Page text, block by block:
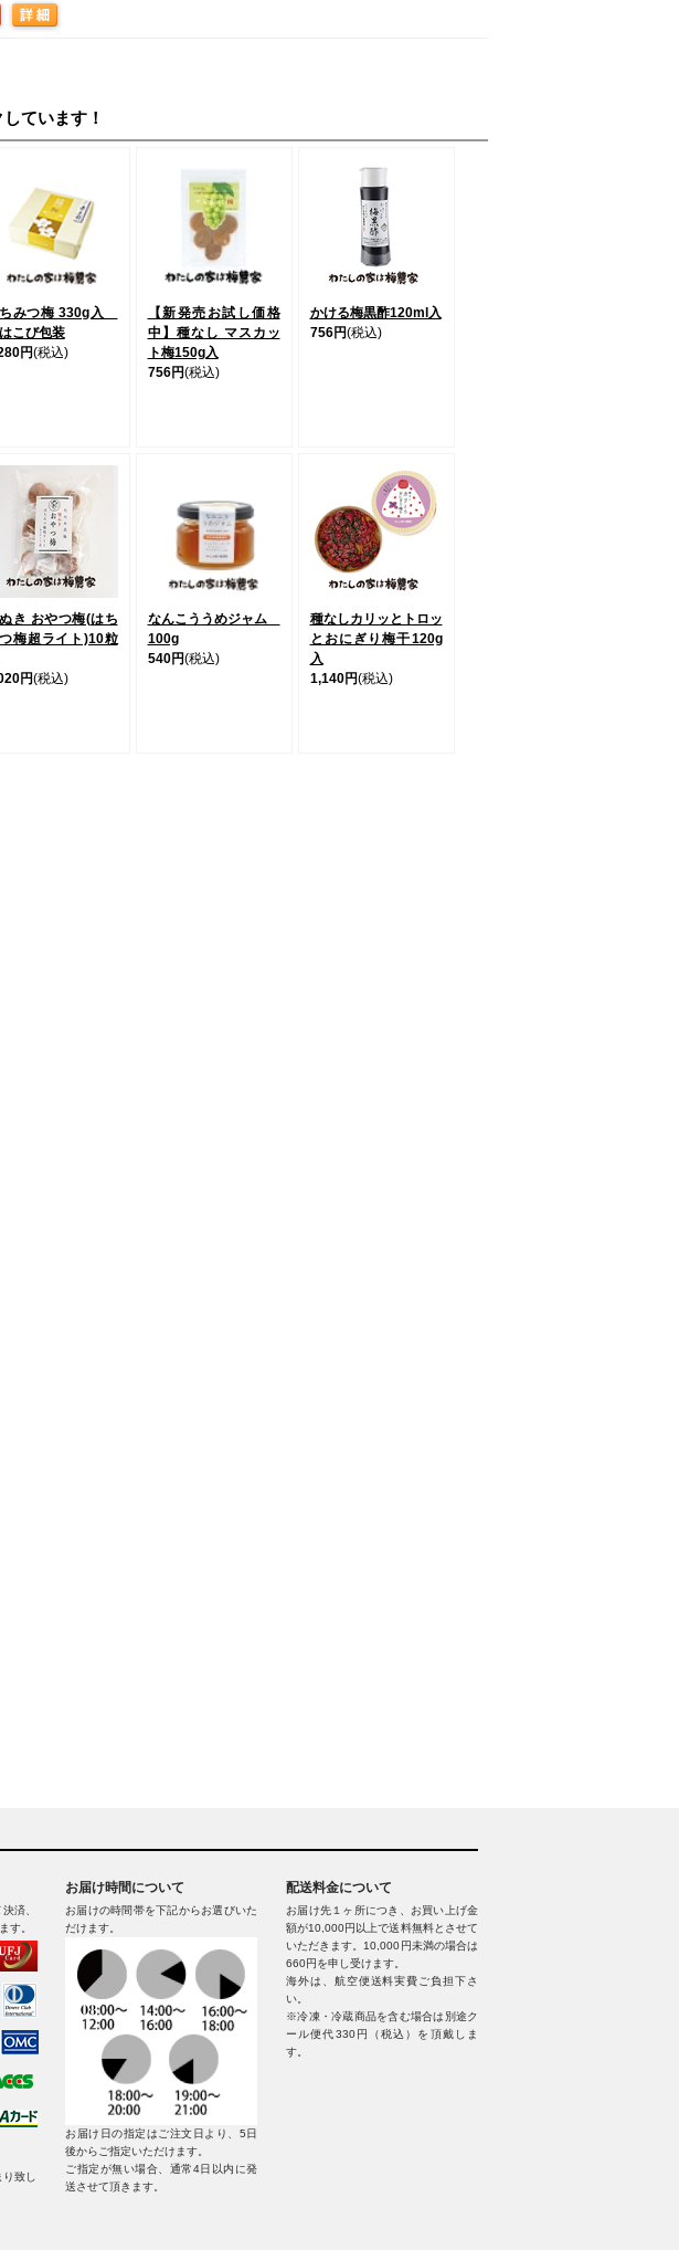
ています！
みつ梅 330g入
こび包装
円(税込)
【新発売お試し価格
中】種なし マスカッ
ト梅150g入
756円(税込)
かける梅黒酢120ml入
756円(税込)
き おやつ梅(はち
梅超ライト)10粒
円(税込)
なんこううめジャム
100g
540円(税込)
種なしカリッとトロッ
とおにぎり梅干120g
入
1,140円(税込)
済、
す。
致し
お届け時間について
お届けの時間帯を下記からお選びいた
だけます。
お届け日の指定はご注文日より、5日
後からご指定いただけます。
ご指定が無い場合、通常4日以内に発
送させて頂きます。
配送料金について
お届け先１ヶ所につき、お買い上げ金
額が10,000円以上で送料無料とさせて
いただきます。10,000円未満の場合は
660円を申し受けます。
海外は、航空便送料実費ご負担下さ
い。
※冷凍・冷蔵商品を含む場合は別途ク
ール便代330円（税込）を頂戴しま
す。